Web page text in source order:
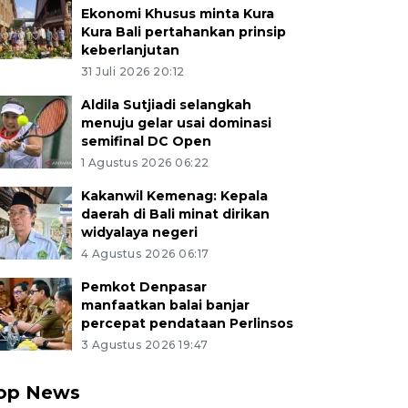
Ekonomi Khusus minta Kura
Kura Bali pertahankan prinsip
keberlanjutan
31 Juli 2026 20:12
Aldila Sutjiadi selangkah
menuju gelar usai dominasi
semifinal DC Open
1 Agustus 2026 06:22
Kakanwil Kemenag: Kepala
daerah di Bali minat dirikan
widyalaya negeri
4 Agustus 2026 06:17
Pemkot Denpasar
manfaatkan balai banjar
percepat pendataan Perlinsos
3 Agustus 2026 19:47
News